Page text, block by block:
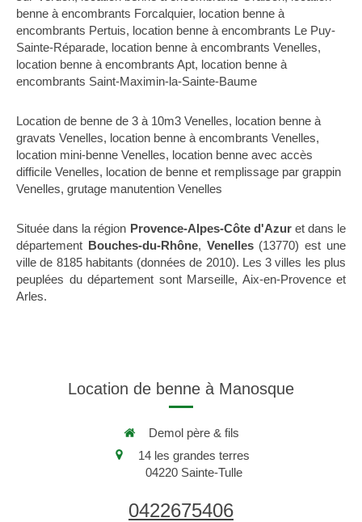
benne à encombrants Forcalquier, location benne à
encombrants Pertuis, location benne à encombrants Le Puy-
Sainte-Réparade, location benne à encombrants Venelles,
location benne à encombrants Apt, location benne à
encombrants Saint-Maximin-la-Sainte-Baume
Location de benne de 3 à 10m3 Venelles, location benne à
gravats Venelles, location benne à encombrants Venelles,
location mini-benne Venelles, location benne avec accès
difficile Venelles, location de benne et remplissage par grappin
Venelles, grutage manutention Venelles
Située dans la région Provence-Alpes-Côte d'Azuret dans le
département Bouches-du-Rhône, Venelles(13770) est une
ville de 8185 habitants (données de 2010). Les 3 villes les plus
peuplées du département sont Marseille, Aix-en-Provence et
Arles.
Location de benne à Manosque
Demol père & fils
14 les grandes terres
04220 Sainte-Tulle
0422675406